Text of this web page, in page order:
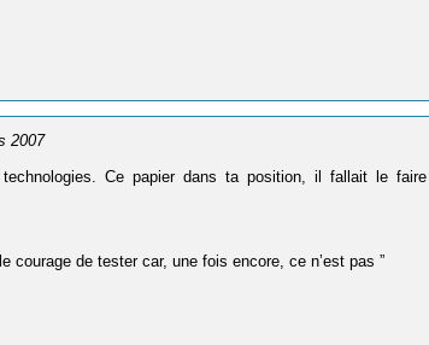
2007
Ce papier dans ta position, il fallait le faire
courage de tester car, une fois encore, ce n’est pas ”